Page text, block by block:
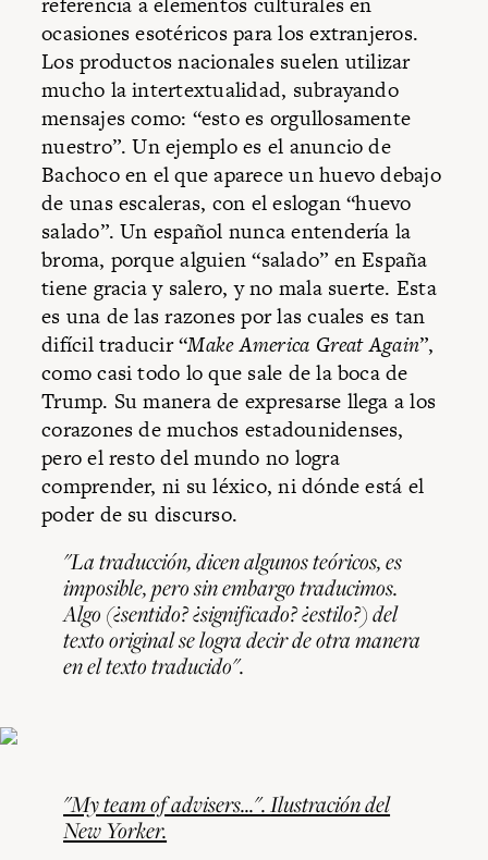
ocasiones esotéricos para los extranjeros.
Los productos nacionales suelen utilizar
mucho la intertextualidad, subrayando
mensajes como: “esto es orgullosamente
nuestro”. Un ejemplo es el anuncio de
Bachoco en el que aparece un huevo debajo
de unas escaleras, con el eslogan “huevo
salado”. Un español nunca entendería la
broma, porque alguien “salado” en España
tiene gracia y salero, y no mala suerte. Esta
es una de las razones por las cuales es tan
difícil traducir “Make America Great Again”,
como casi todo lo que sale de la boca de
Trump. Su manera de expresarse llega a los
corazones de muchos estadounidenses,
pero el resto del mundo no logra
comprender, ni su léxico, ni dónde está el
poder de su discurso.
"La traducción, dicen algunos teóricos, es
imposible, pero sin embargo traducimos.
Algo (¿sentido? ¿significado? ¿estilo?) del
texto original se logra decir de otra manera
en el texto traducido".
"My team of advisers...".Ilustración del
New Yorker.